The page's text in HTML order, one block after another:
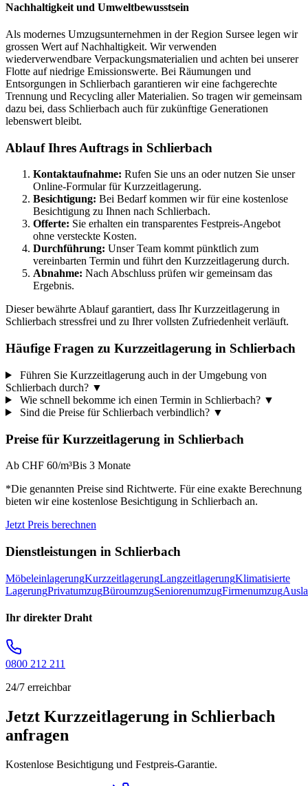
Nachhaltigkeit und Umweltbewusstsein
Als modernes Umzugsunternehmen in der Region Sursee legen wir
grossen Wert auf Nachhaltigkeit. Wir verwenden
wiederverwendbare Verpackungsmaterialien und achten bei unserer
Flotte auf niedrige Emissionswerte. Bei Räumungen und
Entsorgungen in Schlierbach garantieren wir eine fachgerechte
Trennung und Recycling aller Materialien. So tragen wir gemeinsam
dazu bei, dass Schlierbach auch für zukünftige Generationen
lebenswert bleibt.
Ablauf Ihres Auftrags in Schlierbach
Kontaktaufnahme: Rufen Sie uns an oder nutzen Sie unser
Online-Formular für Kurzzeitlagerung.
Besichtigung: Bei Bedarf kommen wir für eine kostenlose
Besichtigung zu Ihnen nach Schlierbach.
Offerte: Sie erhalten ein transparentes Festpreis-Angebot
ohne versteckte Kosten.
Durchführung: Unser Team kommt pünktlich zum
vereinbarten Termin und führt den Kurzzeitlagerung durch.
Abnahme: Nach Abschluss prüfen wir gemeinsam das
Ergebnis.
Dieser bewährte Ablauf garantiert, dass Ihr Kurzzeitlagerung in
Schlierbach stressfrei und zu Ihrer vollsten Zufriedenheit verläuft.
Häufige Fragen zu Kurzzeitlagerung in Schlierbach
Führen Sie Kurzzeitlagerung auch in der Umgebung von
Schlierbach durch? ▼
Wie schnell bekomme ich einen Termin in Schlierbach? ▼
Sind die Preise für Schlierbach verbindlich? ▼
Preise für Kurzzeitlagerung in Schlierbach
Ab CHF 60/m³Bis 3 Monate
*Die genannten Preise sind Richtwerte. Für eine exakte Berechnung
bieten wir eine kostenlose Besichtigung in Schlierbach an.
Jetzt Preis berechnen
Dienstleistungen in Schlierbach
MöbeleinlagerungKurzzeitlagerungLangzeitlagerungKlimatisierte
LagerungPrivatumzugBüroumzugSeniorenumzugFirmenumzug
Ihr direkter Draht
0800 212 211
24/7 erreichbar
Jetzt Kurzzeitlagerung in Schlierbach
anfragen
Kostenlose Besichtigung und Festpreis-Garantie.